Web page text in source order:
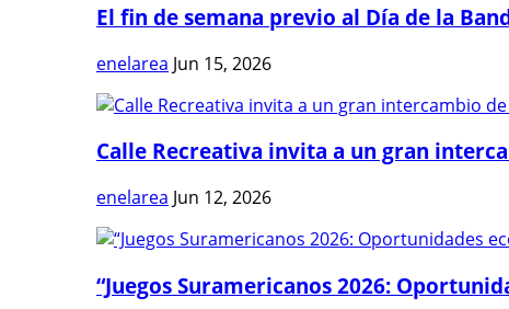
El fin de semana previo al Día de la
enelarea Jun 15, 2026
Calle Recreativa invita a un gran
enelarea Jun 12, 2026
“Juegos Suramericanos 2026: